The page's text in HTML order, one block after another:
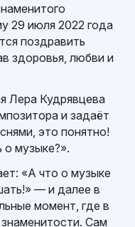
29 июля 2022 года
поздравить
здоровья, любви и
Лера Кудрявцева
и задаёт
это понятно!
музыке?».
«А что о музыке
— и далее в
момент, где в
Сам